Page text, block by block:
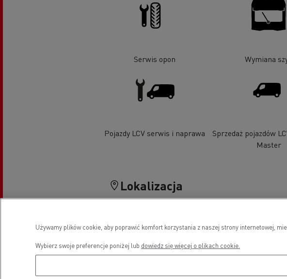
Serwis opon Wymiana
Pojazdy LCV serwis i naprawa
Sprzedaż pojazdów
Master
Lokalizacja
Używamy plików cookie, aby poprawić komfort korzystania z naszej strony internetowej,
Wybierz swoje preferencje poniżej lub dowiedz się więcej o plikach cookie.